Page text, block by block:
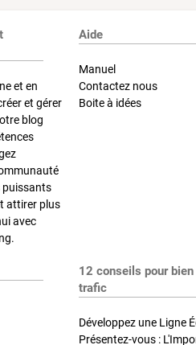
et en
et gérer
blog
puissants
attirer plus
avec
Aide
Manuel
Contactez nous
Boite à idées
12 conseils pour
trafic
Développez une Ligne
Présentez-vous :